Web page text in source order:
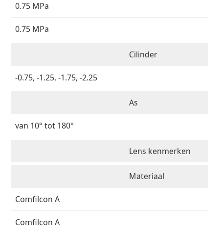
0.75 MPa
0.75 MPa
Cilinder
-0.75, -1.25, -1.75, -2.25
As
van 10° tot 180°
Lens kenmerken
Materiaal
Comfilcon A
Comfilcon A